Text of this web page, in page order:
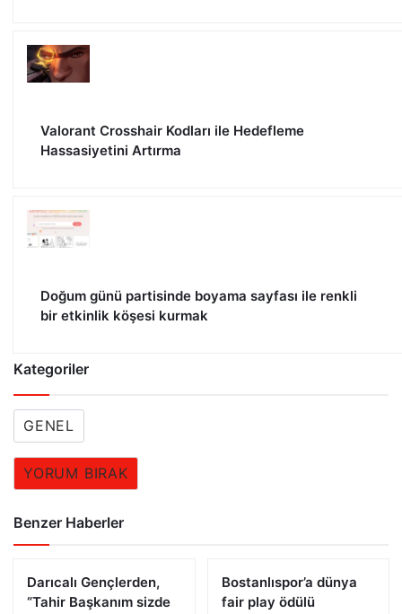
Valorant Crosshair Kodları ile Hedefleme
Hassasiyetini Artırma
Doğum günü partisinde boyama sayfası ile renkli
bir etkinlik köşesi kurmak
Kategoriler
GENEL
YORUM BIRAK
Benzer Haberler
Darıcalı Gençlerden,
“Tahir Başkanım sizde
Bostanlıspor’a dünya
fair play ödülü